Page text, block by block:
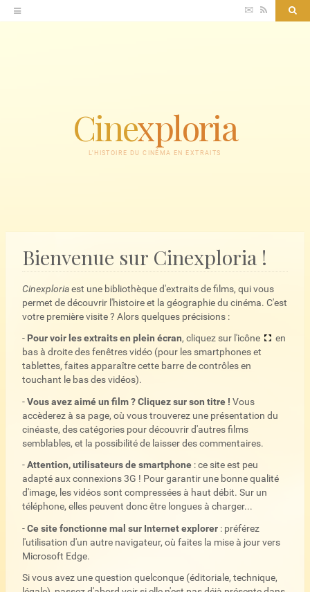
Accéder
au
✉ RSS
Cinexploria
L'HISTOIRE DU CINÉMA EN EXTRAITS
Bienvenue sur Cinexploria !
Cinexploriaest une bibliothèque d'extraits de films, qui vous
permet de découvrir l'histoire et la géographie du cinéma. C'est
votre première visite ? Alors quelques précisions :
- Pour voir les extraits en plein écran, cliquez sur l'icône
en
bas à droite des fenêtres vidéo (pour les smartphones et
tablettes, faites apparaître cette barre de contrôles en
touchant le bas des vidéos).
-Vous avez aimé un film ? Cliquez sur son titre ! Vous
accèderez à sa page, où vous trouverez une présentation du
cinéaste, des catégories pour découvrir d'autres films
semblables, et la possibilité de laisser des commentaires.
-Attention, utilisateurs de smartphone : ce site est peu
adapté aux connexions 3G ! Pour garantir une bonne qualité
d'image, les vidéos sont compressées à haut débit. Sur un
téléphone, elles peuvent donc être longues à charger...
-Ce site fonctionne mal sur Internet explorer : préférez
l'utilisation d'un autre navigateur, où faites la mise à jour vers
Microsoft Edge.
Si vous avez une question quelconque (éditoriale, technique,